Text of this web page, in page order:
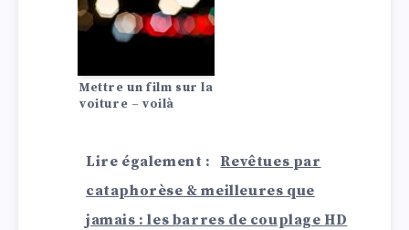
Mettre un film sur la
voiture – voilà
Lire également :
Revêtues par
cataphorèse & meilleures que
jamais : les barres de couplage HD